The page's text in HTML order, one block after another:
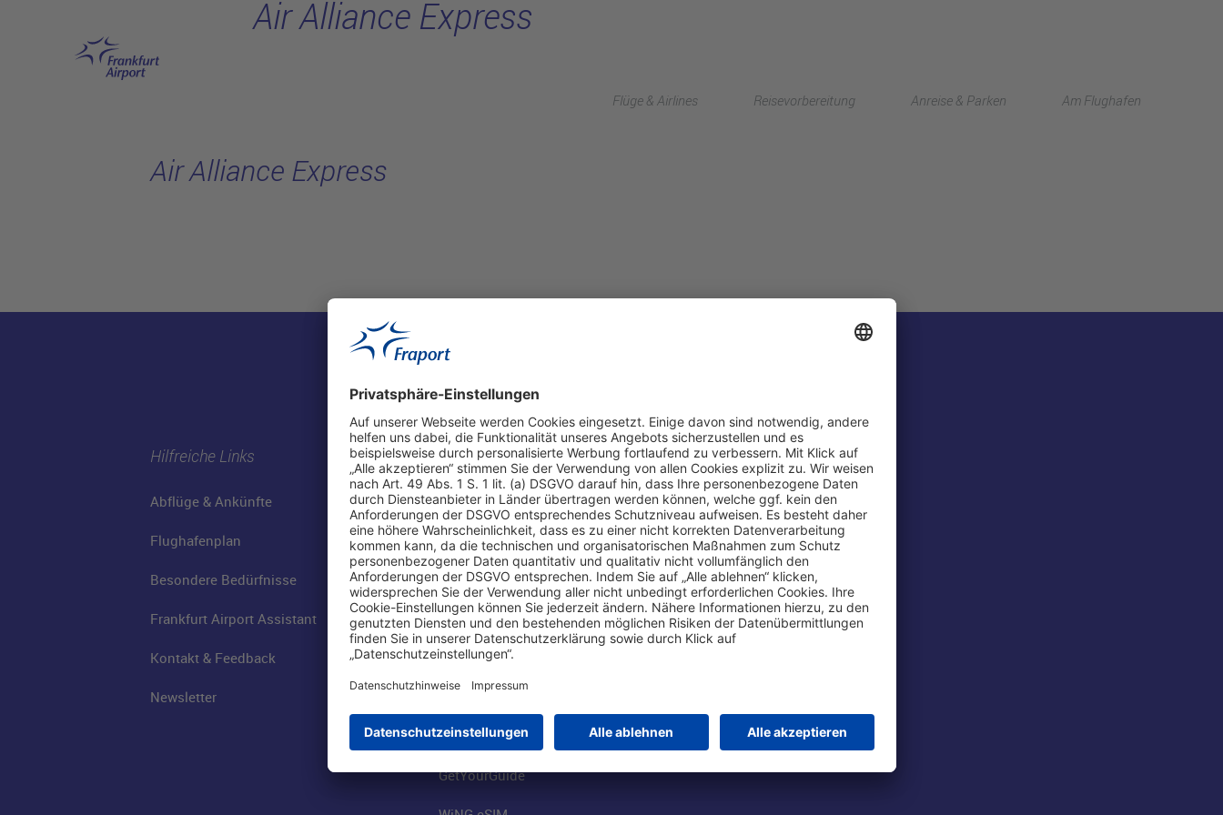
Flüge & Airlines Reisevorbereitung Anreise & Parken Am Flughafen
Air Alliance Express
Air Alliance Express
Hilfreiche Links
Abflüge & Ankünfte
Flughafenplan
Besondere Bedürfnisse
Frankfurt Airport Assistant
Kontakt & Feedback
Newsletter
Online einkaufen & buchen
Parkplätze
Online-Shop
Besucherservices
FRA SmartWay
Hotels am Standort
Mietwagen weltweit
Flüge buchen
GetYourGuide
Über uns
Fraport AG
Business am Airport
FRA Eventlocations
Jobs am Airport
Konzernstrategie